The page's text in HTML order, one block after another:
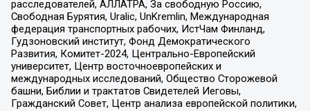
расследователей, АЛЛАТРА, За свободную Россию,
Свободная Бурятия, Uralic, UnKremlin, Международная
федерация транспортных рабочих, ИстЧам Финланд,
Гудзоновский институт, Фонд Демократического
Развития, Комитет-2024, Центрально-Европейский
университет, Центр восточноевропейских и
международных исследований, Общество Сторожевой
башни, Библии и трактатов Свидетелей Иеговы,
Гражданский Совет, Центр анализа европейской политики,